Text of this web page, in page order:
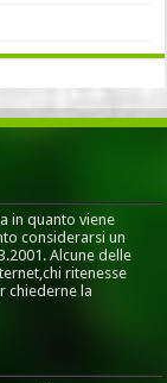
in quanto viene
considerarsi un
Alcune delle
ritenesse
chiederne la